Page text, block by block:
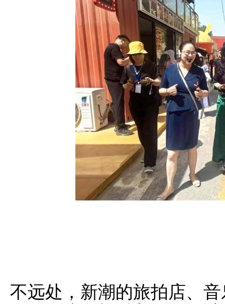
不远处，新潮的旅拍店、